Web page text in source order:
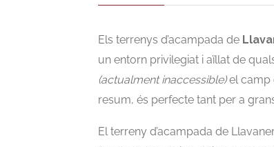
Els terrenys d’acampada de
un entorn privilegiat i aïllat de
(actualment inaccessible)el camp
resum, és perfecte tant per a
El terreny d’acampada de